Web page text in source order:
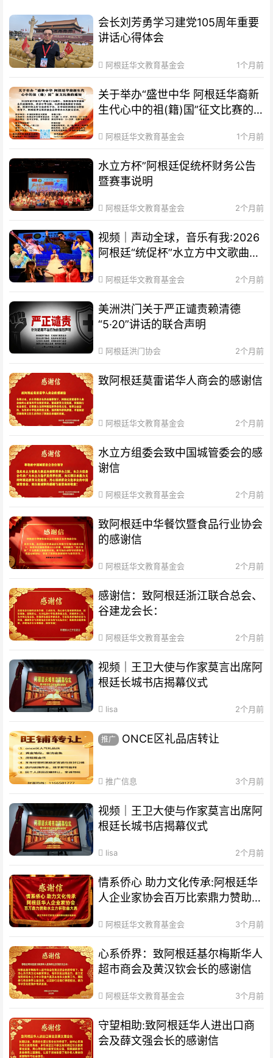
会长刘芳勇学习建党105周年重要
讲话心得体会
阿根廷华文教育基金会 1个月前
关于举办“盛世中华 阿根廷华裔新
生代心中的祖(籍)国”征文比赛的
阿根廷华文教育基金会 1个月前
水立方杯”阿根廷促统杯财务公告
暨赛事说明
阿根廷华文教育基金会 2个月前
视频｜声动全球，音乐有我:2026
阿根廷“统促杯”水立方中文歌曲大
阿根廷华文教育基金会 2个月前
美洲洪门关于严正谴责赖清德
“5·20”讲话的联合声明
阿根廷洪门协会 2个月前
致阿根廷莫雷诺华人商会的感谢信
阿根廷华文教育基金会 2个月前
水立方组委会致中国城管委会的感
谢信
阿根廷华文教育基金会 2个月前
致阿根廷中华餐饮暨食品行业协会
的感谢信
阿根廷华文教育基金会 2个月前
感谢信：致阿根廷浙江联合总会、
谷建龙会长：
阿根廷华文教育基金会 2个月前
视频｜王卫大使与作家莫言出席阿
根廷长城书店揭幕仪式
lisa 2个月前
推广 ONCE区礼品店转让
推广信息 3个月前
视频｜王卫大使与作家莫言出席阿
根廷长城书店揭幕仪式
lisa 2个月前
情系侨心 助力文化传承:阿根廷华
人企业家协会百万比索鼎力赞助水
阿根廷华文教育基金会 3个月前
心系侨界​：致阿根廷基尔梅斯华人
超市商会及黄汉钦会长的感谢信
阿根廷华文教育基金会 3个月前
守望相助:致阿根廷华人进出口商
会及薛文强会长的感谢信